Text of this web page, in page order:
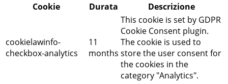
Cookie
Durata Descrizione
cookielawinfo-
checkbox-analytics
11
months
This cookie is set by GDPR
Cookie Consent plugin.
The cookie is used to
store the user consent for
the cookies in the
category "Analytics".